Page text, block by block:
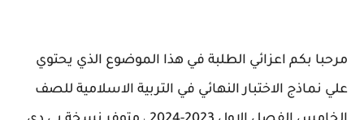
مرحبا بكم اعزائي الطلبة في هذا الموضوع الذي يحتوي
علي نماذج الاختبار النهائي في التربية الاسلامية للصف